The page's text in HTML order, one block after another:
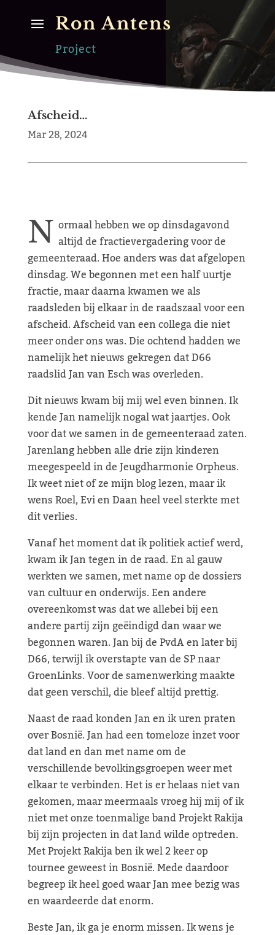
Ron Antens
Project
Afscheid…
Mar 28, 2024
N ormaal hebben we op dinsdagavond
altijd de fractievergadering voor de
gemeenteraad. Hoe anders was dat afgelopen
dinsdag. We begonnen met een half uurtje
fractie, maar daarna kwamen we als
raadsleden bij elkaar in de raadszaal voor een
afscheid. Afscheid van een collega die niet
meer onder ons was. Die ochtend hadden we
namelijk het nieuws gekregen dat D66
raadslid Jan van Esch was overleden.
Dit nieuws kwam bij mij wel even binnen. Ik
kende Jan namelijk nogal wat jaartjes. Ook
voor dat we samen in de gemeenteraad zaten.
Jarenlang hebben alle drie zijn kinderen
meegespeeld in de Jeugdharmonie Orpheus.
Ik weet niet of ze mijn blog lezen, maar ik
wens Roel, Evi en Daan heel veel sterkte met
dit verlies.
Vanaf het moment dat ik politiek actief werd,
kwam ik Jan tegen in de raad. En al gauw
werkten we samen, met name op de dossiers
van cultuur en onderwijs. Een andere
overeenkomst was dat we allebei bij een
andere partij zijn geëindigd dan waar we
begonnen waren. Jan bij de PvdA en later bij
D66, terwijl ik overstapte van de SP naar
GroenLinks. Voor de samenwerking maakte
dat geen verschil, die bleef altijd prettig.
Naast de raad konden Jan en ik uren praten
over Bosnië. Jan had een tomeloze inzet voor
dat land en dan met name om de
verschillende bevolkingsgroepen weer met
elkaar te verbinden. Het is er helaas niet van
gekomen, maar meermaals vroeg hij mij of ik
niet met onze toenmalige band Projekt Rakija
bij zijn projecten in dat land wilde optreden.
Met Projekt Rakija ben ik wel 2 keer op
tournee geweest in Bosnië. Mede daardoor
begreep ik heel goed waar Jan mee bezig was
en waardeerde dat enorm.
Beste Jan, ik ga je enorm missen. Ik wens je